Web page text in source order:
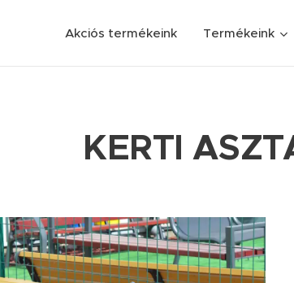
Akciós termékeink Termékeink
KERTI